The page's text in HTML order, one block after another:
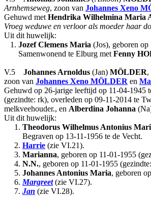
Arnhemseweg, zoon van Johannes Xeno
Gehuwd met Hendrika Wilhelmina Maria
Vroeg weduwe en verloor als moeder haar
Uit dit huwelijk:
1. Jozef Clemens Maria (Jos), geboren
Samenwonend te Elburg met Fenny
V.5 Johannes Arnoldus (Jan) MÖLDER,
zoon van Johannes Xeno MÖLDER en
Gehuwd op 26-jarige leeftijd op 11-04-1945
(gezindte: rk), overleden op 09-11-2014 te
melkveehouder., en Alberdina Johanna
Uit dit huwelijk:
1. Theodorus Wilhelmus Antonius
Begraven op 13-11-1956 te de Vecht.
2. Harrie (zie VI.21).
3. Marianna, geboren op 11-01-1955
4. N.N., geboren op 11-01-1955
5. Johannes Antonius Maria, geboren
6. Margreet(zie VI.27).
7. Jan (zie VI.28).